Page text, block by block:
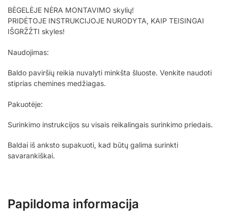
BĖGELĖJE NĖRA MONTAVIMO skylių!
PRIDĖTOJE INSTRUKCIJOJE NURODYTA, KAIP TEISINGAI
IŠGRŽŽTI skyles!
Naudojimas:
Baldo paviršių reikia nuvalyti minkšta šluoste. Venkite naudoti
stiprias chemines medžiagas.
Pakuotėje:
Surinkimo instrukcijos su visais reikalingais surinkimo priedais.
Baldai iš anksto supakuoti, kad būtų galima surinkti
savarankiškai.
Papildoma informacija